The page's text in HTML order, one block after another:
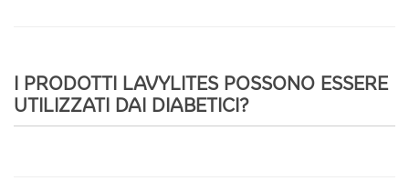
I PRODOTTI LAVYLITES POSSONO ESSERE
UTILIZZATI DAI DIABETICI?